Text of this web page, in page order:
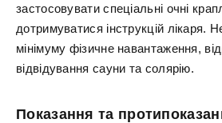
застосовувати спеціальні очні
дотримуватися інструкцій лікаря.
мінімуму фізичне навантаження,
відвідування сауни та солярію.
Показання та